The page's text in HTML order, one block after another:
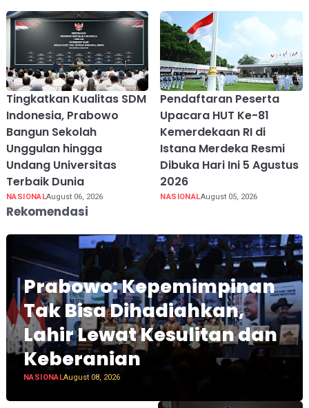
Tingkatkan Kualitas SDM
Indonesia, Prabowo
Bangun Sekolah
Unggulan hingga
Undang Universitas
Terbaik Dunia
NASIONALAugust 06, 2026
Pendaftaran Peserta
Upacara HUT Ke-81
Kemerdekaan RI di
Istana Merdeka Resmi
Dibuka Hari Ini 5 Agustus
2026
NASIONALAugust 05, 2026
Rekomendasi
Prabowo: Kepemimpinan
Tak Bisa Dihadiahkan,
Lahir Lewat Kesulitan dan
Keberanian
NASIONALAugust 08, 2026